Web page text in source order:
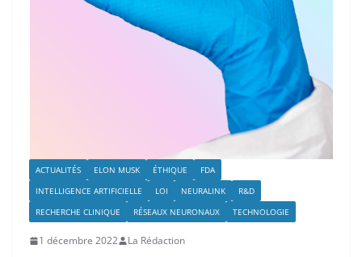
ACTUALITÉS ELON MUSK ÉTHIQUE
FDA
INTELLIGENCE ARTIFICIELLE
LOI NEURALINK
R&D
RECHERCHE CLINIQUE
RÉSEAUX NEURONAUX TECHNOLOGIE
1 décembre 2022 La Rédaction